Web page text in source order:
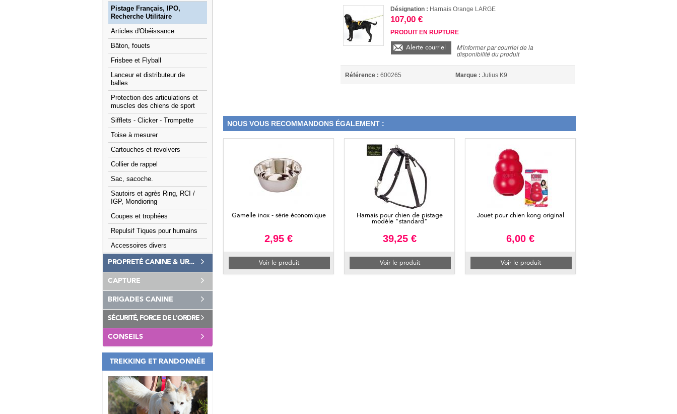
Pistage Français, IPO,
Recherche Utilitaire
Articles d'Obéissance
Bâton, fouets
Frisbee et Flyball
Lanceur et distributeur de
balles
Protection des articulations et
muscles des chiens de sport
Sifflets - Clicker - Trompette
Toise à mesurer
Cartouches et revolvers
Collier de rappel
Sac, sacoche.
Sautoirs et agrès Ring, RCI /
IGP, Mondioring
Coupes et trophées
Repulsif Tiques pour humains
Accessoires divers
PROPRETÉ CANINE & UR...
CAPTURE
BRIGADES CANINE
SÉCURITÉ, FORCE DE L'ORDRE
CONSEILS
TREKKING ET RANDONNÉE
Désignation : Harnais Orange LARGE
107,00 €
PRODUIT EN RUPTURE
Alerte courriel M'informer par courriel de la
disponibilité du produit
Référence : 600265 Marque : Julius K9
NOUS VOUS RECOMMANDONS ÉGALEMENT :
Gamelle inox - série économique
2,95 €
Voir le produit
Harnais pour chien de pistage
modèle "standard"
39,25 €
Voir le produit
Jouet pour chien kong original
6,00 €
Voir le produit